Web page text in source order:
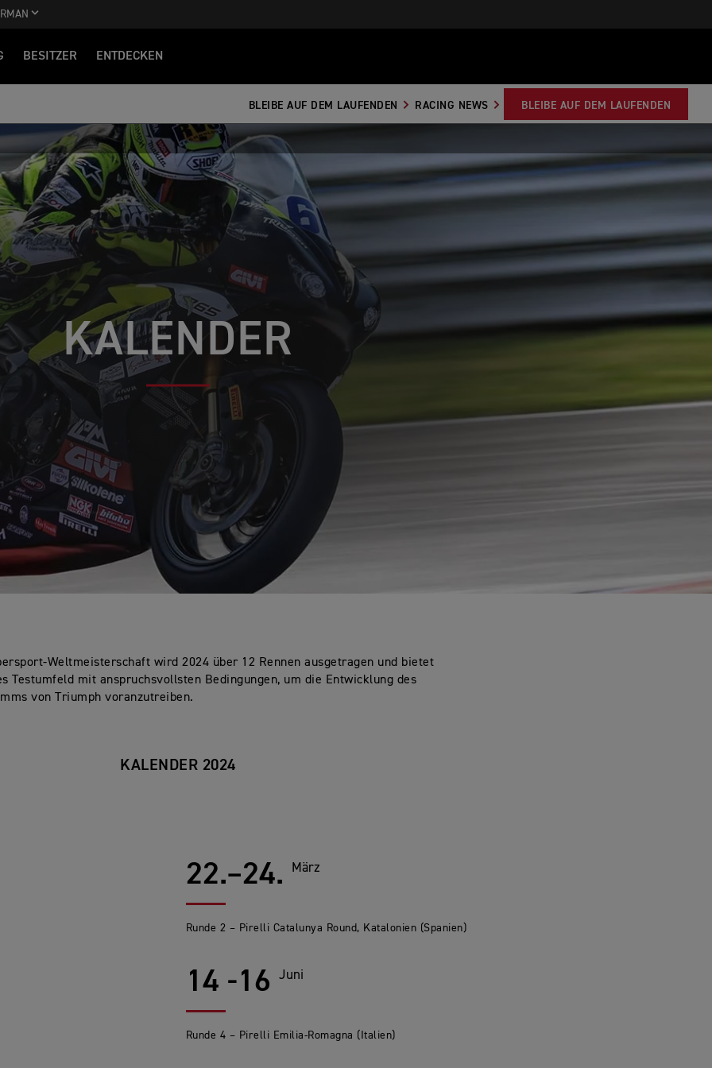
BESITZER ENTDECKEN
BLEIBE AUF DEM LAUFENDEN RACING NEWS BLEIBE AUF DEM LAUFENDEN
KALENDER
Weltmeisterschaft wird 2024 über 12 Rennen ausgetragen und bietet
Testumfeld mit anspruchsvollsten Bedingungen, um die Entwicklung des
von Triumph voranzutreiben.
KALENDER 2024
22.–24. März
Runde 2 – Pirelli Catalunya Round, Katalonien (Spanien)
14 -16 Juni
Runde 4 – Pirelli Emilia-Romagna (Italien)